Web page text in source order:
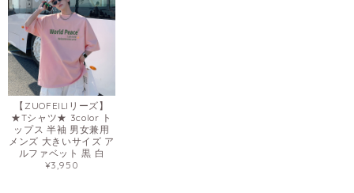
【ZUOFEILIリーズ】
★Tシャツ★ 3color ト
ップス 半袖 男女兼用
メンズ 大きいサイズ ア
ルファベット 黒 白
¥3,950